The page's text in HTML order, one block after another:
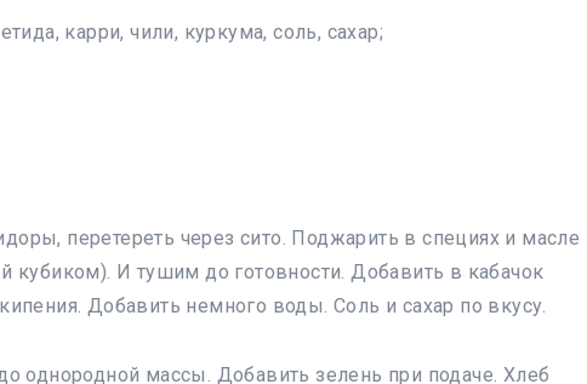
карри, чили, куркума, соль, сахар;
перетереть через сито. Поджарить в специях и масле
кубиком). И тушим до готовности. Добавить в кабачок
Добавить немного воды. Соль и сахар по вкусу.
однородной массы. Добавить зелень при подаче. Хлеб